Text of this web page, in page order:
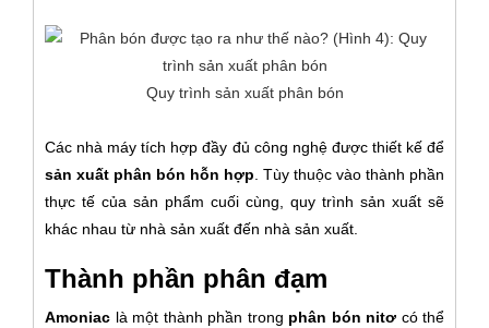
Quy trình sản xuất phân bón
Các nhà máy tích hợp đầy đủ công nghệ được thiết kế để
sản xuất phân bón hỗn hợp . Tùy thuộc vào thành phần
thực tế của sản phẩm cuối cùng, quy trình sản xuất sẽ
khác nhau từ nhà sản xuất đến nhà sản xuất.
Thành phần phân đạm
Amoniac là một thành phần trong phân bón nitơ có thể